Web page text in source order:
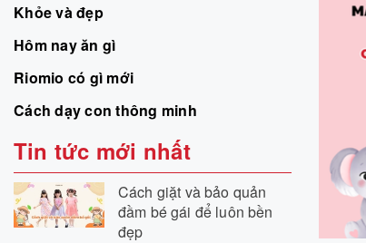
Khỏe và đẹp
Hôm nay ăn gì
Riomio có gì mới
Cách dạy con thông minh
Tin tức mới nhất
Cách giặt và bảo quản
đầm bé gái để luôn bền
đẹp